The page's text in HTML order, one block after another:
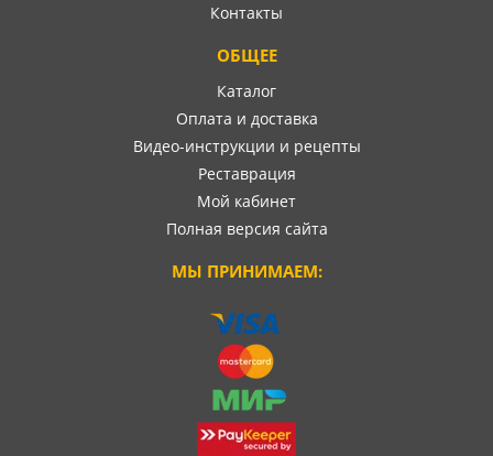
Контакты
ОБЩЕЕ
Каталог
Оплата и доставка
Видео-инструкции и рецепты
Реставрация
Мой кабинет
Полная версия сайта
МЫ ПРИНИМАЕМ: